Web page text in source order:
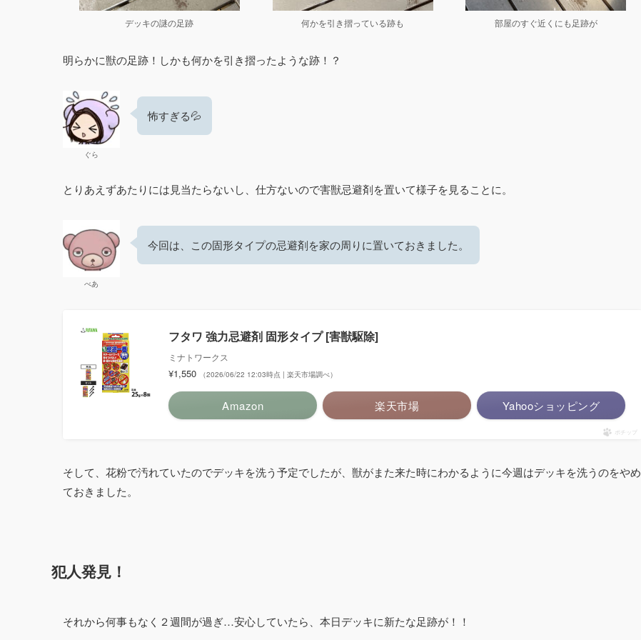
デッキの謎の足跡 何かを引き摺っている跡も 部屋のすぐ近くにも足跡が
明らかに獣の足跡！しかも何かを引き摺ったような跡！？
ぐら
怖すぎる💦
とりあえずあたりには見当たらないし、仕方ないので害獣忌避剤を置いて様子を見ることに。
べあ
今回は、この固形タイプの忌避剤を家の周りに置いておきました。
フタワ 強力忌避剤 固形タイプ [害獣駆除]
ミナトワークス
¥1,550 （2026/06/22 12:03時点 | 楽天市場調べ）
Amazon 楽天市場 Yahooショッピング
ポチップ
そして、花粉で汚れていたのでデッキを洗う予定でしたが、獣がまた来た時にわかるように今週はデッキを洗うのをやめ
ておきました。
犯人発見！
それから何事もなく２週間が過ぎ…安心していたら、本日デッキに新たな足跡が！！